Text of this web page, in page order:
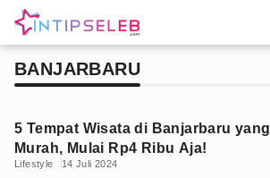
BANJARBARU
5 Tempat Wisata di Banjarbaru yang
Murah, Mulai Rp4 Ribu Aja!
Lifestyle 14 Juli 2024